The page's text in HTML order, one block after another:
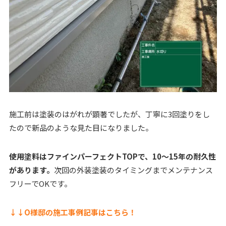
施工前は塗装のはがれが顕著でしたが、丁寧に3回塗りをし
たので新品のような見た目になりました。
使用塗料はファインパーフェクトTOPで、10〜15年の耐久性
があります。 次回の外装塗装のタイミングまでメンテナンス
フリーでOKです。
↓↓O様邸の施工事例記事はこちら！